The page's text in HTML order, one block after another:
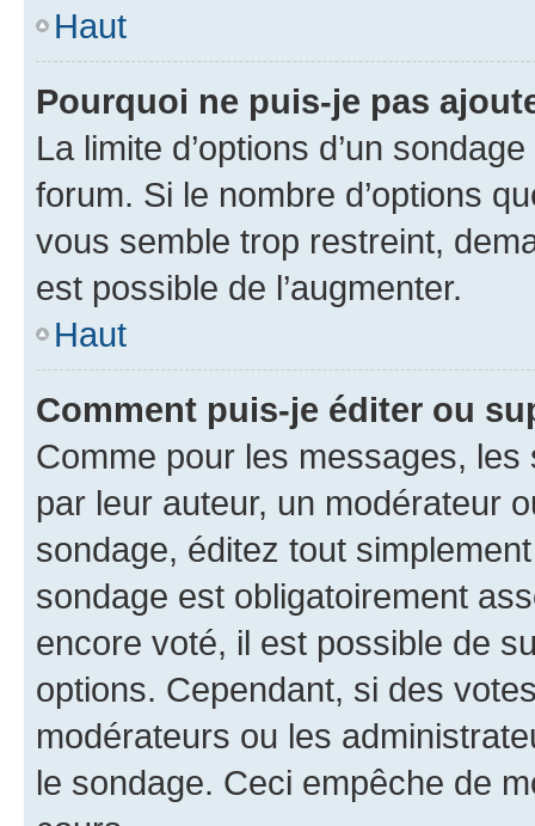
Haut
Pourquoi ne puis-je pas
La limite d’options d’un
forum. Si le nombre d’options
vous semble trop restreint,
est possible de l’augmenter.
Haut
Comment puis-je éditer ou
Comme pour les messages,
par leur auteur, un modérateur
sondage, éditez tout
sondage est obligatoirement
encore voté, il est possible de
options. Cependant, si des
modérateurs ou les
le sondage. Ceci empêche de